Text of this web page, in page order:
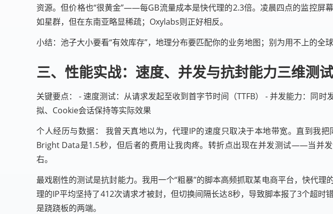
资源。但价格也“很黄金”——每GB流量成本是快代理的2.3倍。凌晨四点的监控屏
如星群，但在东南亚略显稀疏；Oxylabs则正好相反。
小结：池子大小要看“有效库存”，地理分布要匹配你的业务地图；别为用不上的全球
三、性能实战：速度、并发与抗封能力三维测试
关键要点： - 速度测试：从请求发起至收到首字节时间（TTFB） - 并发能力：同
拟、Cookie会话保持等实际效果
个人经历与数据： 我曾天真地以为，代理IP的速度只取决于本地带宽。直到我
Bright Data是1.5秒，但后者的费用让我肉疼。转折点出现在并发测试——当并
右。
最戏剧性的测试是抗封能力。我用一个“粗暴”的脚本高频抓取某电商平台，快代
理的IP平均坚持了412次请求才被封，但切换间隔长达8秒，导致脚本报了3个超
是跷跷板的两端。